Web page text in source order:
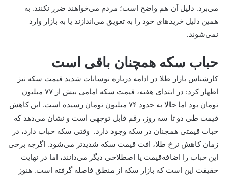
می‌برد. دلیل آن هم واضح است؛ مردم می‌خواهند ضرر نکنند. به
همین دلیل خریدهای خود را به تعویق می‌اندازند یا به بازار وارد
نمی‌شوند.
حباب سکه همچنان باقی است
کارشناس بازار طلا در ادامه درباره نوسانات شدید قیمت سکه نیز
اظهار کرد: در ابتدای هفته، قیمت سکه امامی بیش از ۷۷ میلیون
تومان بود اما حالا به حدود ۷۴ میلیون تومان رسیده است. این کاهش
قیمت طی دو تا سه روز، رقم قابل توجهی است و نشان می‌دهد که
حباب قیمتی همچنان در سکه وجود دارد. وقتی سکه حباب دارد، در
زمان کاهش نرخ طلا، افت قیمت سکه شدیدتر می‌شود. اگرچه برخی
این حباب را اضافه‌قیمت یا اصطلاحی دیگر می‌دانند، اما در نهایت
حقیقت این است که بازار سکه از منطق فاصله گرفته است. هنوز